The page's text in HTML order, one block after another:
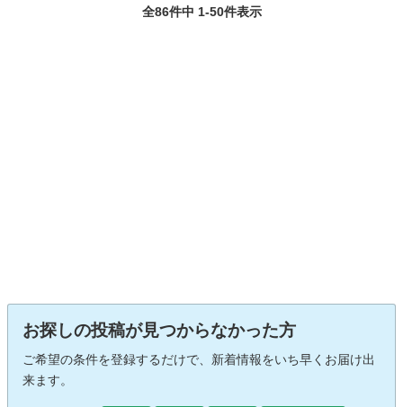
全86件中 1-50件表示
お探しの投稿が見つからなかった方
ご希望の条件を登録するだけで、新着情報をいち早くお届け出
来ます。